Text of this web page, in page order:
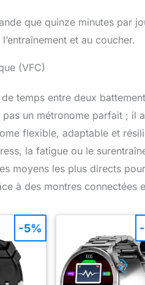
que quinze minutes par
et au coucher.
(VFC)
temps entre deux
un métronome parfait ; il
flexible, adaptable et
la fatigue ou le
moyens les plus directs
à des montres connectées
-5%